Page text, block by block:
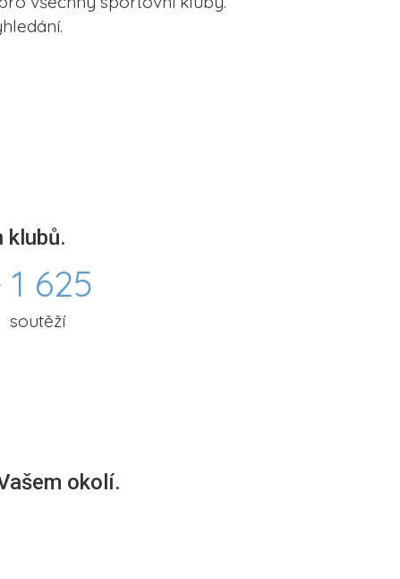
klubů.
1 625
soutěží
okolí.